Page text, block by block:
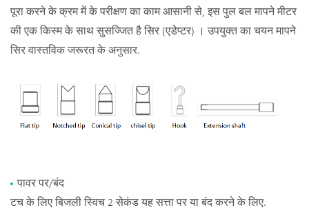
पूरा करने के क्रम में के परीक्षण का काम आसानी से, इस पुल बल मापने मीटर
की एक किस्म के साथ सुसज्जित है सिर (एडेप्टर) । उपयुक्त का चयन मापने
सिर वास्तविक जरूरत के अनुसार.
पावर पर/बंद
टच के लिए बिजली स्विच 2 सेकंड यह सत्ता पर या बंद करने के लिए.